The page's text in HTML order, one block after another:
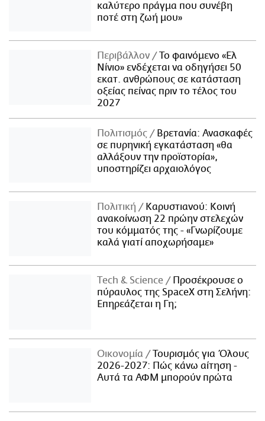
καλύτερο πράγμα που συνέβη
ποτέ στη ζωή μου»
Περιβάλλον
Το φαινόμενο «Ελ
Νίνιο» ενδέχεται να οδηγήσει 50
εκατ. ανθρώπους σε κατάσταση
οξείας πείνας πριν το τέλος του
2027
Πολιτισμός
Βρετανία: Ανασκαφές
σε πυρηνική εγκατάσταση «θα
αλλάξουν την προϊστορία»,
υποστηρίζει αρχαιολόγος
Πολιτική
Καρυστιανού: Κοινή
ανακοίνωση 22 πρώην στελεχών
του κόμματός της - «Γνωρίζουμε
καλά γιατί αποχωρήσαμε»
Τech & Science
Προσέκρουσε ο
πύραυλος της SpaceX στη Σελήνη:
Επηρεάζεται η Γη;
Οικονομία
Τουρισμός για Όλους
2026-2027: Πώς κάνω αίτηση -
Αυτά τα ΑΦΜ μπορούν πρώτα